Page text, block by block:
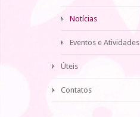
Notícias
Eventos e Atividades
Úteis
Contatos